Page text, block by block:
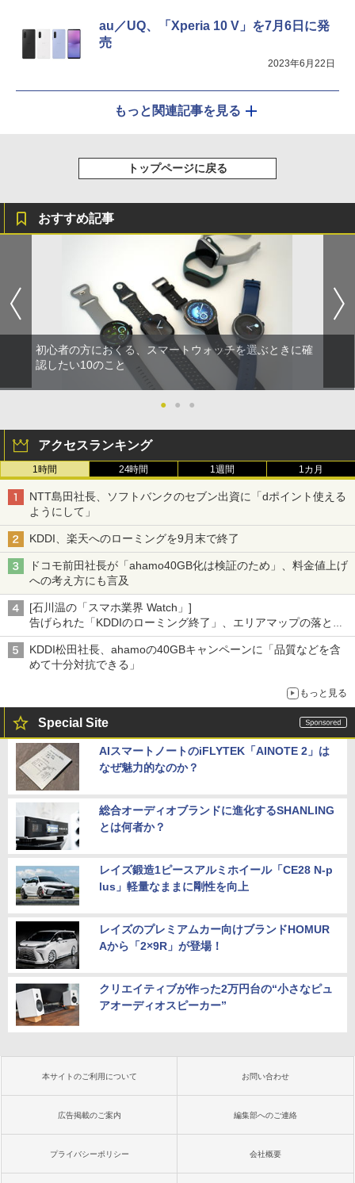
au／UQ、「Xperia 10 V」を7月6日に発
売
2023年6月22日
もっと関連記事を見る
トップページに戻る
おすすめ記事
初心者の方におくる、スマートウォッチを選ぶときに確
認したい10のこと
● ● ●
アクセスランキング
1時間 24時間 1週間 1カ月
NTT島田社長、ソフトバンクのセブン出資に「dポイント使える
ようにして」
KDDI、楽天へのローミングを9月末で終了
ドコモ前田社長が「ahamo40GB化は検証のため」、料金値上げ
への考え方にも言及
[石川温の「スマホ業界 Watch」]
告げられた「KDDIのローミング終了」、エリアマップの落とし
穴と楽天モバイルの課題
KDDI松田社長、ahamoの40GBキャンペーンに「品質などを含
めて十分対抗できる」
もっと見る
Special Site
AIスマートノートのiFLYTEK「AINOTE 2」は
なぜ魅力的なのか？
総合オーディオブランドに進化するSHANLING
とは何者か？
レイズ鍛造1ピースアルミホイール「CE28 N-p
lus」軽量なままに剛性を向上
レイズのプレミアムカー向けブランドHOMUR
Aから「2×9R」が登場！
クリエイティブが作った2万円台の“小さなピュ
アオーディオスピーカー”
本サイトのご利用について お問い合わせ
広告掲載のご案内 編集部へのご連絡
プライバシーポリシー 会社概要